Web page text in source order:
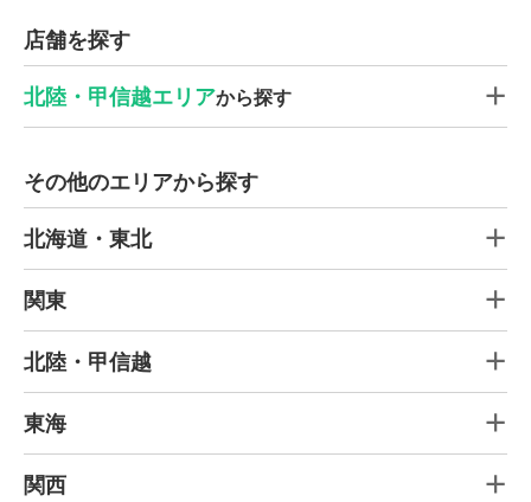
店舗を探す
北陸・甲信越エリアから探す
その他のエリアから探す
北海道・東北
関東
北陸・甲信越
東海
関西